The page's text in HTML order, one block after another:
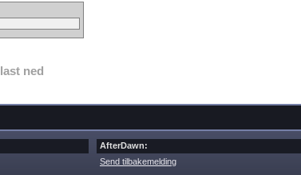
last ned
AfterDawn:
Send tilbakemelding